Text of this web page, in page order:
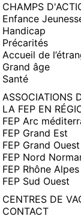
CHAMPS
Enfance
Handicap
Précarités
Accueil de
Grand âge
Santé
ASSOCIATIONS
LA FEP EN
FEP Arc
FEP Grand Est
FEP Grand Ouest
FEP Nord
FEP Rhône
FEP Sud Ouest
CENTRES DE
CONTACT